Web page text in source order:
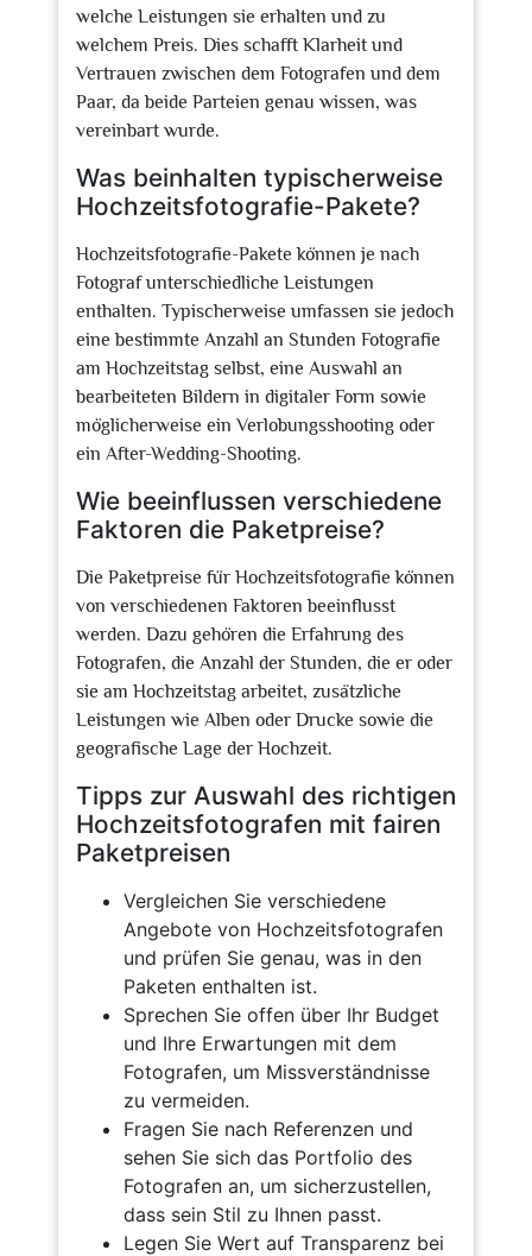
welche Leistungen sie erhalten und zu
welchem Preis. Dies schafft Klarheit und
Vertrauen zwischen dem Fotografen und dem
Paar, da beide Parteien genau wissen, was
vereinbart wurde.
Was beinhalten typischerweise
Hochzeitsfotografie-Pakete?
Hochzeitsfotografie-Pakete können je nach
Fotograf unterschiedliche Leistungen
enthalten. Typischerweise umfassen sie jedoch
eine bestimmte Anzahl an Stunden Fotografie
am Hochzeitstag selbst, eine Auswahl an
bearbeiteten Bildern in digitaler Form sowie
möglicherweise ein Verlobungsshooting oder
ein After-Wedding-Shooting.
Wie beeinflussen verschiedene
Faktoren die Paketpreise?
Die Paketpreise für Hochzeitsfotografie können
von verschiedenen Faktoren beeinflusst
werden. Dazu gehören die Erfahrung des
Fotografen, die Anzahl der Stunden, die er oder
sie am Hochzeitstag arbeitet, zusätzliche
Leistungen wie Alben oder Drucke sowie die
geografische Lage der Hochzeit.
Tipps zur Auswahl des richtigen
Hochzeitsfotografen mit fairen
Paketpreisen
Vergleichen Sie verschiedene
Angebote von Hochzeitsfotografen
und prüfen Sie genau, was in den
Paketen enthalten ist.
Sprechen Sie offen über Ihr Budget
und Ihre Erwartungen mit dem
Fotografen, um Missverständnisse
zu vermeiden.
Fragen Sie nach Referenzen und
sehen Sie sich das Portfolio des
Fotografen an, um sicherzustellen,
dass sein Stil zu Ihnen passt.
Legen Sie Wert auf Transparenz bei